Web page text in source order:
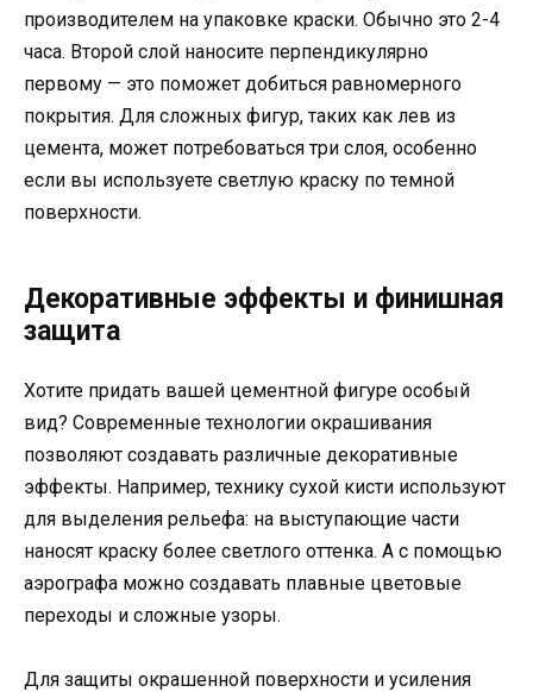
производителем на упаковке краски. Обычно это 2-4
часа. Второй слой наносите перпендикулярно
первому — это поможет добиться равномерного
покрытия. Для сложных фигур, таких как лев из
цемента, может потребоваться три слоя, особенно
если вы используете светлую краску по темной
поверхности.
Декоративные эффекты и финишная
защита
Хотите придать вашей цементной фигуре особый
вид? Современные технологии окрашивания
позволяют создавать различные декоративные
эффекты. Например, технику сухой кисти используют
для выделения рельефа: на выступающие части
наносят краску более светлого оттенка. А с помощью
аэрографа можно создавать плавные цветовые
переходы и сложные узоры.
Для защиты окрашенной поверхности и усиления